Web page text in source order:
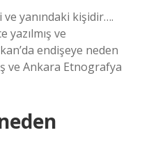
ve yanındaki kişidir….
yazılmış ve
endişeye neden
ve Ankara Etnografya